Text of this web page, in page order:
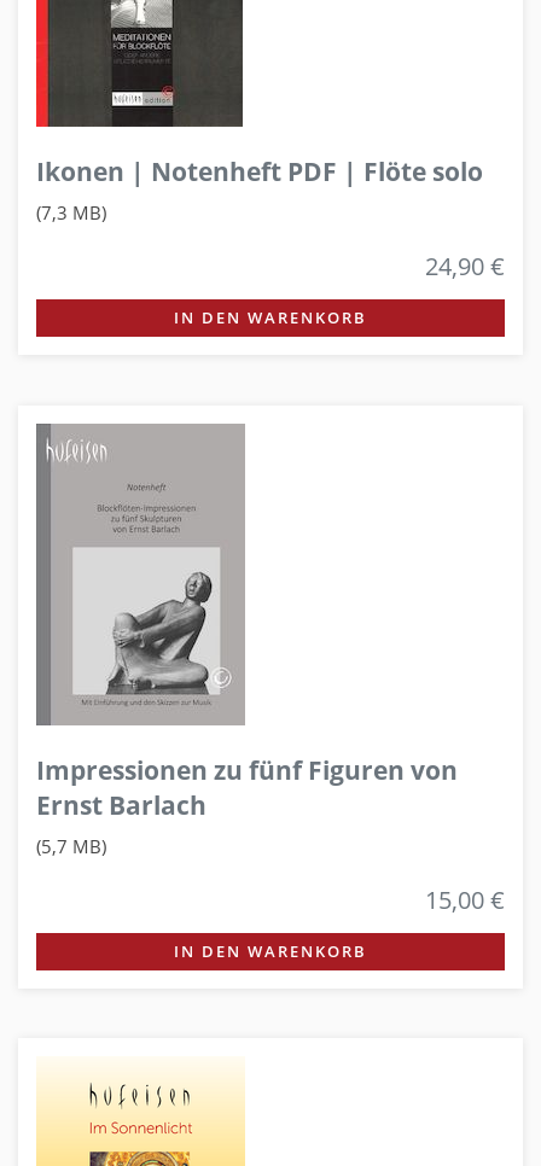
Ikonen | Notenheft PDF | Flöte solo
(7,3 MB)
24,90 €
IN DEN WARENKORB
Impressionen zu fünf Figuren von
Ernst Barlach
(5,7 MB)
15,00 €
IN DEN WARENKORB